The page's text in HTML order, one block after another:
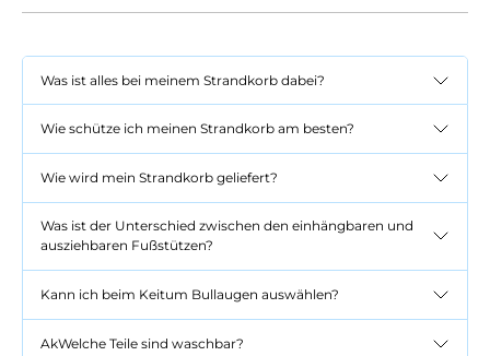
Was ist alles bei meinem Strandkorb dabei?
Wie schütze ich meinen Strandkorb am besten?
Wie wird mein Strandkorb geliefert?
Was ist der Unterschied zwischen den einhängbaren und
ausziehbaren Fußstützen?
Kann ich beim Keitum Bullaugen auswählen?
AkWelche Teile sind waschbar?